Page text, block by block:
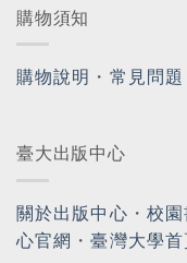
購物須知
購物說明 ・ 常見問題
臺大出版中心
關於出版中心 ・ 校園
心官網 ・臺灣大學首